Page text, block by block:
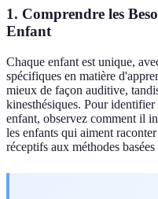
1. Comprendre les
Enfant
Chaque enfant est unique,
spécifiques en matière
mieux de façon auditive,
kinesthésiques. Pour
enfant, observez comment il
les enfants qui aiment
réceptifs aux méthodes